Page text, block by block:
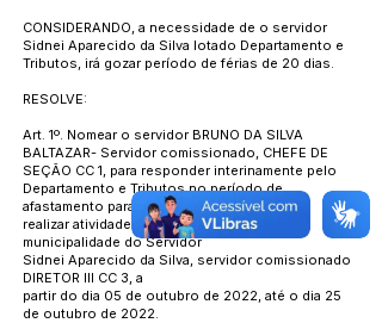
CONSIDERANDO, a necessidade de o servidor
Sidnei Aparecido da Silva lotado Departamento e
Tributos, irá gozar período de férias de 20 dias.
RESOLVE:
Art. 1º. Nomear o servidor BRUNO DA SILVA
BALTAZAR- Servidor comissionado, CHEFE DE
SEÇÃO CC 1, para responder interinamente pelo
Departamento e Tributos no período de
afastamento para fins de
realizar atividades externas a serviço desta
municipalidade do Servidor
Sidnei Aparecido da Silva, servidor comissionado
DIRETOR III CC 3, a
partir do dia 05 de outubro de 2022, até o dia 25
de outubro de 2022.